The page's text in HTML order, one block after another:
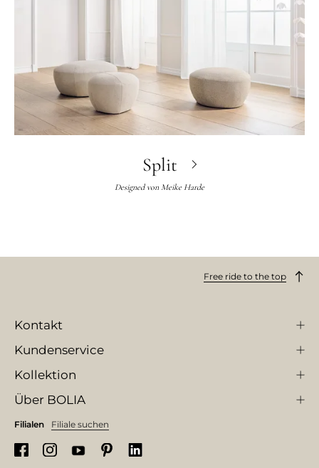
Split
Designed von Meike Harde
Free ride to the top
Kontakt
Kundenservice
Kollektion
Über BOLIA
Filialen Filiale suchen